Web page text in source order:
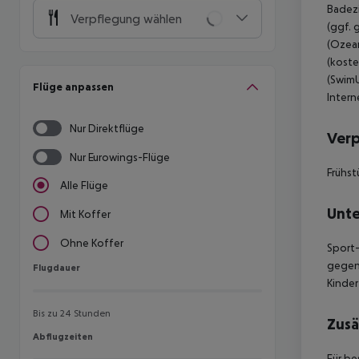
Verpflegung wählen
Flüge anpassen
Nur Direktflüge
Nur Eurowings-Flüge
Alle Flüge
Mit Koffer
Ohne Koffer
Flugdauer
Flugdauer
Bis zu 24 Stunden
Abflugzeiten
Abflugzeiten
(ggf.